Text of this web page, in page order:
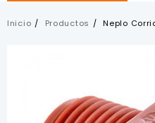
Inicio Productos Neplo